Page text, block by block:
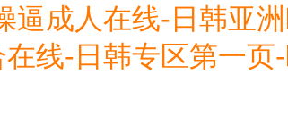
逼成人在线-日韩亚
线-日韩专区第一